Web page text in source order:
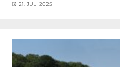
21. JULI 2025